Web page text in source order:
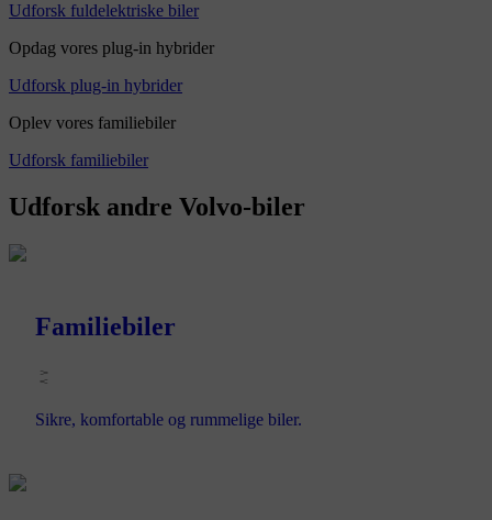
Udforsk fuldelektriske biler
Opdag vores plug-in hybrider
Udforsk plug-in hybrider
Oplev vores familiebiler
Udforsk familiebiler
Udforsk andre Volvo-biler
Familiebiler
Sikre, komfortable og rummelige biler.